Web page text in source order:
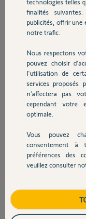
Domotique
Chauffage
Autres produits
Devis avec un pro
Contact
les deux volet juste 2
qui ne dépassent ni pour
Ces écrou servent ils de
leur fin de course mais
Vous remerciant de votre
jul
il y a plus de 9 ans
Réponses
finalités
publicités, offrir une
notre trafic.
Nous respectons
pouvez choisir
l'utilisation de
services proposés
n’affectera pas
cependant votre
optimale.
Vous pouvez
consentement
préférences des
veuillez consulter